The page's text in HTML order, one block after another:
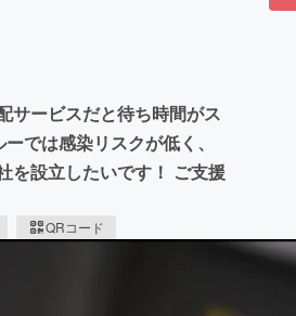
サービスだと待ち時間がス
では感染リスクが低く、
を設立したいです！ ご支援
QRコード